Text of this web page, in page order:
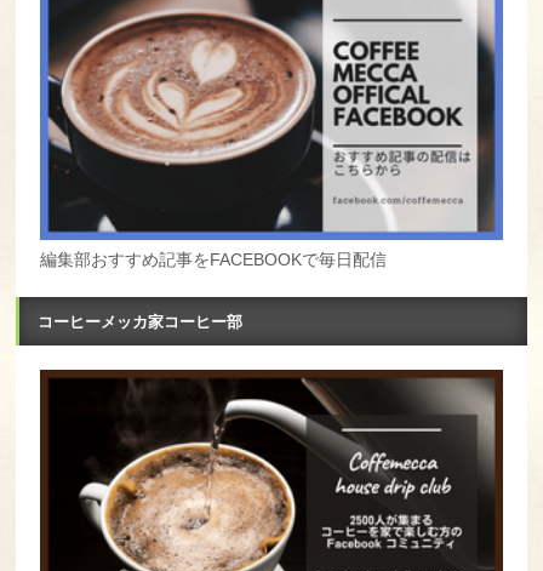
編集部おすすめ記事をFACEBOOKで毎日配信
コーヒーメッカ家コーヒー部